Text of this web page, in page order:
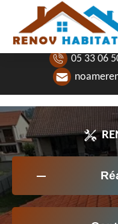
05 33 06